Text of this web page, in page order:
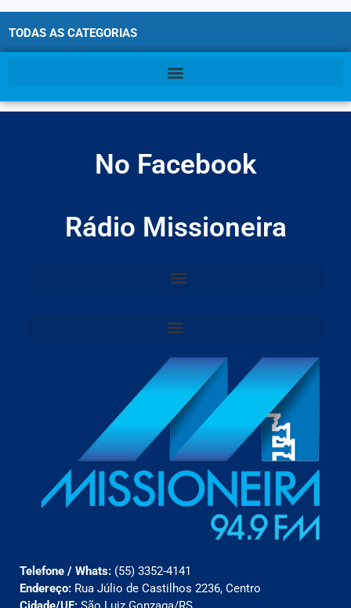
TODAS AS CATEGORIAS
No Facebook
Rádio Missioneira
Telefone / Whats: (55) 3352-4141
Endereço: Rua Júlio de Castilhos 2236, Centro